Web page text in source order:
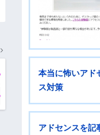
本当に怖いアド
ス対策
アドセンスを記